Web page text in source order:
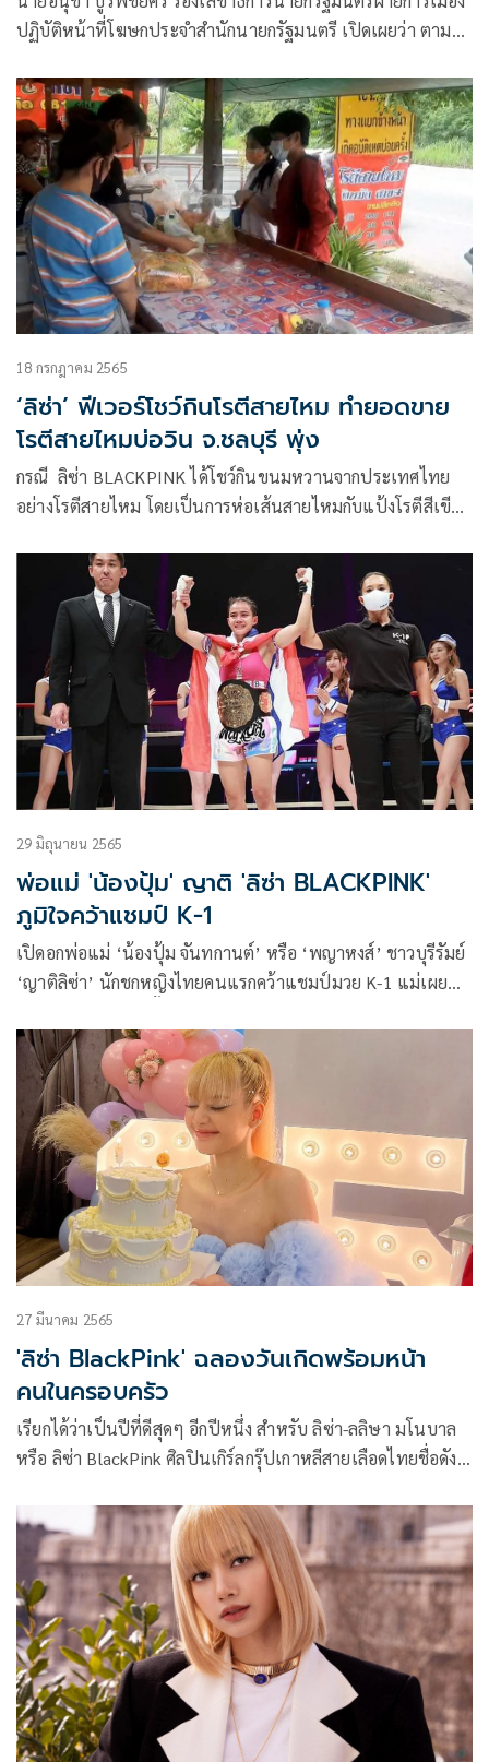
ปฏิบัติหน้าที่โฆษกประจำสำนักนายกรัฐมนตรี เปิดเผยว่า ตามที่
18 กรกฎาคม 2565
‘ลิซ่า’ ฟีเวอร์โชว์กินโรตีสายไหม ทำยอดขาย
โรตีสายไหมบ่อวิน จ.ชลบุรี พุ่ง
กรณี ลิซ่า BLACKPINK ได้โชว์กินขนมหวานจากประเทศไทย
อย่างโรตีสายไหม โดยเป็นการห่อเส้นสายไหมกับแป้งโรตีสีเขียว
สายไหม” ถือว่าเป็นของฝากชื่อดังของ “อยุธยา”นั้น
29 มิถุนายน 2565
พ่อแม่ 'น้องปุ้ม' ญาติ 'ลิซ่า BLACKPINK'
ภูมิใจคว้าแชมป์ K-1
เปิดอกพ่อแม่ ‘น้องปุ้ม จันทกานต์’ หรือ ‘พญาหงส์’ ชาวบุรีรัมย์
‘ญาติลิซ่า’ นักชกหญิงไทยคนแรกคว้าแชมป์มวย K-1 แม่เผย
27 มีนาคม 2565
'ลิซ่า BlackPink' ฉลองวันเกิดพร้อมหน้า
คนในครอบครัว
เรียกได้ว่าเป็นปีที่ดีสุดๆ อีกปีหนึ่ง สำหรับ ลิซ่า-ลลิษา มโนบาล
หรือ ลิซ่า BlackPink ศิลปินเกิร์ลกรุ๊ปเกาหลีสายเลือดไทยชื่อดัง
ปีนี้เจ้าตัวก็ได้บินกลับมาบ้านเกิดเพื่อฉลองวันคล้ายวันเกิดพร้อม
หน้าพร้อมตากับครอบครัว